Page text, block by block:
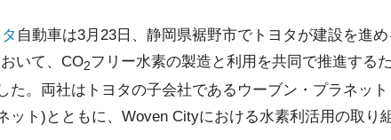
自動車は3月23日、静岡県裾野市でトヨタが建設を進め
いて、CO2フリー水素の製造と利用を共同で推進する
た。両社はトヨタの子会社であるウーブン・プラネッ
ット)とともに、Woven Cityにおける水素利活用の取り